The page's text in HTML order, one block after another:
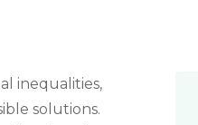
inequalities,
solutions.